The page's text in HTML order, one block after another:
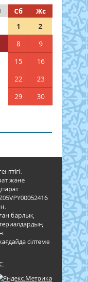
Сб
Жс
1
2
8
9
15
16
22
23
29
30
және
барлық
сілтеме